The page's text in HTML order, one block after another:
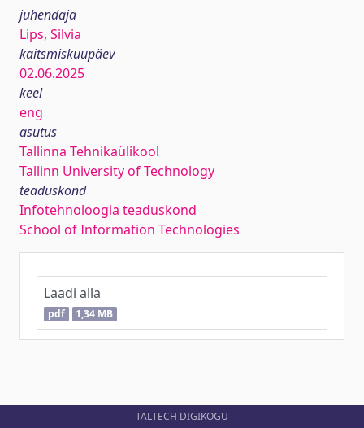
juhendaja
Lips, Silvia
kaitsmiskuupäev
02.06.2025
keel
eng
asutus
Tallinna Tehnikaülikool
Tallinn University of Technology
teaduskond
Infotehnoloogia teaduskond
School of Information Technologies
Laadi alla
pdf 1,34 MB
TALTECH DIGIKOGU